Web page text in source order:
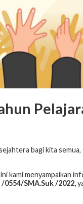
bagi kita
kami menyampaikan
/0554/SMA.Suk /2022,